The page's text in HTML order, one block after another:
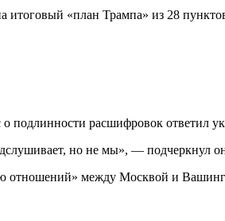
итоговый «план Трампа» из 28
подлинности расшифровок ответил
но не мы», — подчеркнул
отношений» между Москвой и